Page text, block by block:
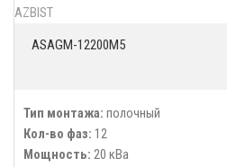
AZBIST
ASAGM-12200M5
Тип монтажа: полочный
Кол-во фаз: 12
Мощность: 20 кВа